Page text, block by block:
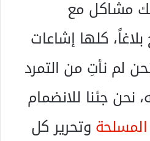
مشاكل مع
كلها إشاعات
لم نأتِ من التمرد
نحن جئنا للانضمام
وتحرير كل